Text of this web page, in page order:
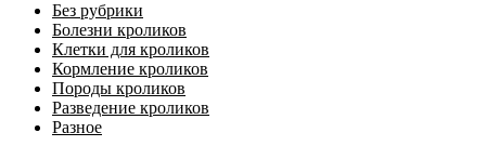
Без рубрики
Болезни кроликов
Клетки для кроликов
Кормление кроликов
Породы кроликов
Разведение кроликов
Разное